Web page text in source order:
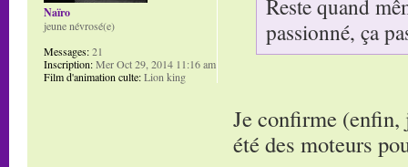
Reste quand
passionné, ça
Je confirme (enfin,
été des moteurs
Naïro
jeune névrosé(e)
Messages:21
Inscription:Mer Oct 29, 2014 11:16 am
Film d'animation culte:Lion king